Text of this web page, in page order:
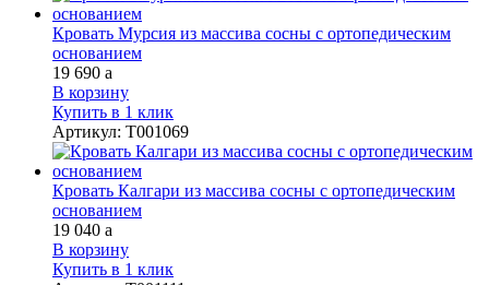
Кровать Мурсия из массива сосны с ортопедическим
основанием
19 690 a
В корзину
Купить в 1 клик
Артикул: Т001069
Кровать Калгари из массива сосны с ортопедическим
основанием
19 040 a
В корзину
Купить в 1 клик